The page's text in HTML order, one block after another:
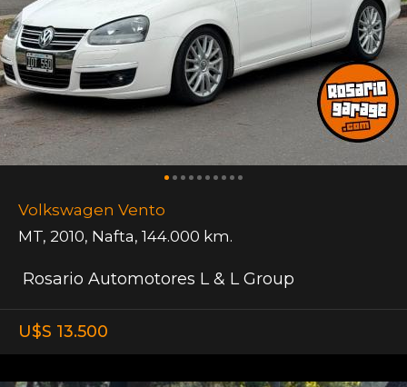
Volkswagen Vento
MT, 2010, Nafta, 144.000 km.
Rosario Automotores L & L Group
U$S 13.500